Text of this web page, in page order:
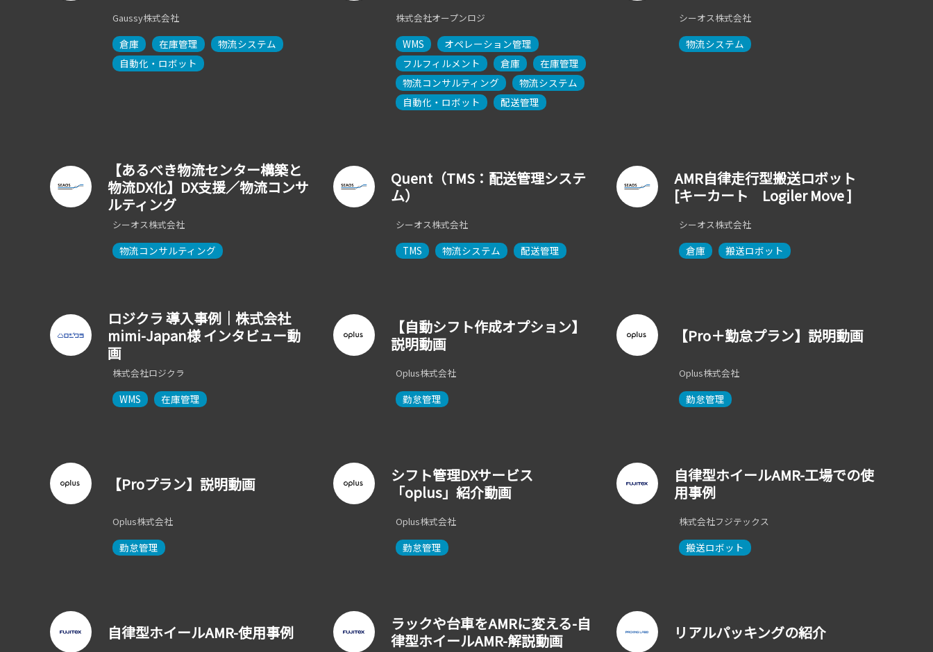
Gaussy株式会社
倉庫 在庫管理
物流システム
自動化・ロボット
株式会社オープンロジ
WMS
オペレーション管理
フルフィルメント
倉庫
在庫管理
物流コンサルティング
物流システム
自動化・ロボット
配送管理
シーオス株式会社
物流システム
【あるべき物流センター構築と
物流DX化】DX支援／物流コンサ
ルティング
シーオス株式会社
物流コンサルティング
Quent（TMS：配送管理システ
ム）
シーオス株式会社
TMS 物流システム 配送管理
AMR自律走行型搬送ロボット
[キーカート Logiler Move ]
シーオス株式会社
倉庫 搬送ロボット
ロジクラ 導入事例｜株式会社
mimi-Japan様 インタビュー動
画
株式会社ロジクラ
WMS 在庫管理
【自動シフト作成オプション】
説明動画
Oplus株式会社
勤怠管理
【Pro＋勤怠プラン】説明動画
Oplus株式会社
勤怠管理
【Proプラン】説明動画
Oplus株式会社
勤怠管理
シフト管理DXサービス
「oplus」紹介動画
Oplus株式会社
勤怠管理
自律型ホイールAMR-工場での使
用事例
株式会社フジテックス
搬送ロボット
自律型ホイールAMR-使用事例
ラックや台車をAMRに変える-自
律型ホイールAMR-解説動画
リアルパッキングの紹介